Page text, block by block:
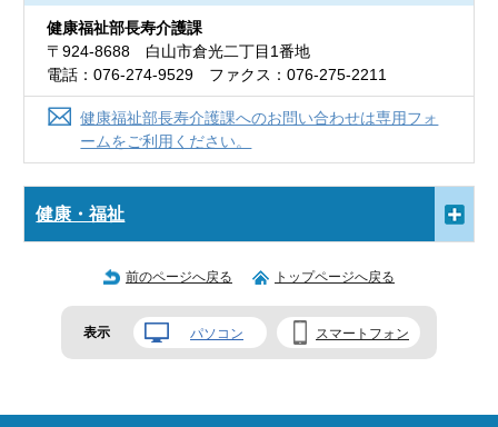
健康福祉部長寿介護課
〒924-8688 白山市倉光二丁目1番地
電話：076-274-9529 ファクス：076-275-2211
健康福祉部長寿介護課へのお問い合わせは専用フォ
ームをご利用ください。
健康・福祉
前のページへ戻る トップページへ戻る
表示 パソコン スマートフォン